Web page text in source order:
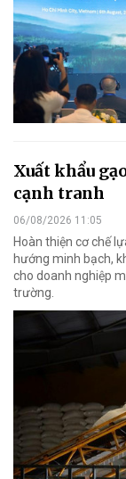
Xuất khẩu
cạnh tranh
06/08/2026 11:05
Hoàn thiện cơ chế
hướng minh bạch,
cho doanh nghiệp
trường.